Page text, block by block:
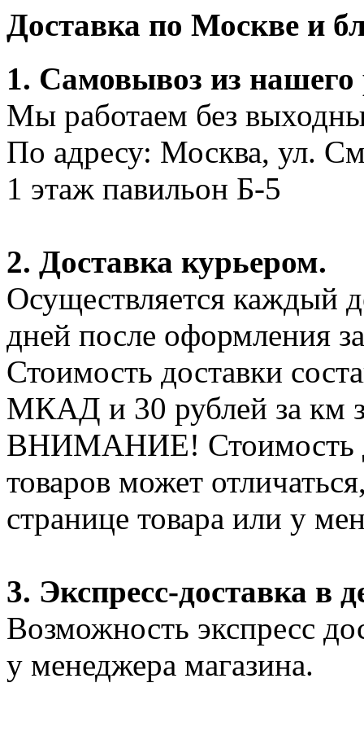
Доставка по Москве и
1. Самовывоз из нашего
Мы работаем без
По адресу: Москва, ул.
1 этаж павильон Б-5
2. Доставка курьером.
Осуществляется каждый
дней после оформления
Стоимость доставки
МКАД и 30 рублей за км
ВНИМАНИЕ! Стоимость
товаров может
странице товара или у
3. Экспресс-доставка в
Возможность экспресс
у менеджера магазина.